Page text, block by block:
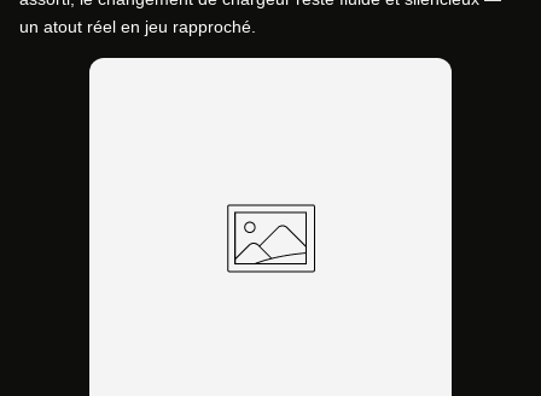
un atout réel en jeu rapproché.